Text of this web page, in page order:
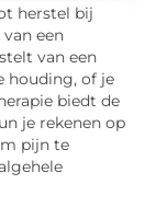
herstel bij
een
van een
houding, of je
biedt de
je rekenen op
pijn te